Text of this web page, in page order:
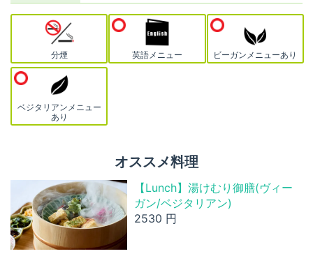
分煙 英語メニュー ビーガンメニューあり
ベジタリアンメニュー
あり
オススメ料理
【Lunch】湯けむり御膳(ヴィー
ガン/ベジタリアン)
2530 円